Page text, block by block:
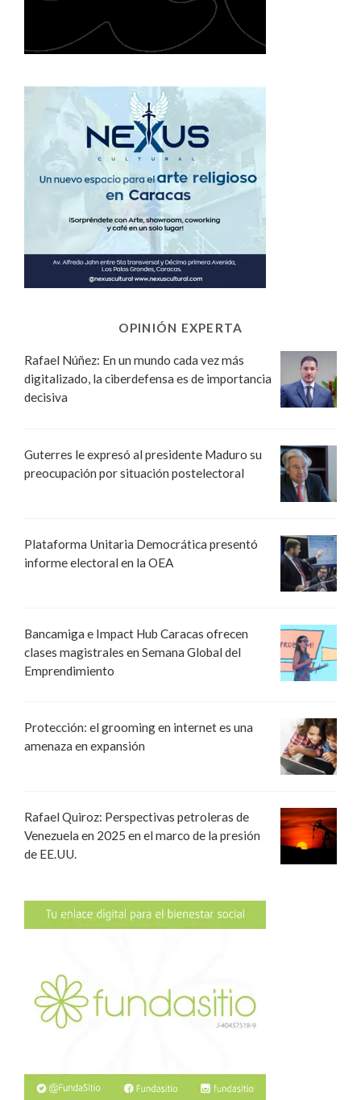
OPINIÓN EXPERTA
Rafael Núñez: En un mundo cada vez más
digitalizado, la ciberdefensa es de importancia
decisiva
Guterres le expresó al presidente Maduro su
preocupación por situación postelectoral
Plataforma Unitaria Democrática presentó
informe electoral en la OEA
Bancamiga e Impact Hub Caracas ofrecen
clases magistrales en Semana Global del
Emprendimiento
Protección: el grooming en internet es una
amenaza en expansión
Rafael Quiroz: Perspectivas petroleras de
Venezuela en 2025 en el marco de la presión
de EE.UU.